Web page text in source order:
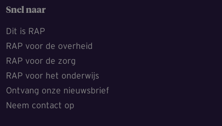
Snel naar
Dit is RAP
RAP voor de overheid
RAP voor de zorg
RAP voor het onderwijs
Ontvang onze nieuwsbrief
Neem contact op